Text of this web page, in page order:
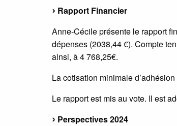
Rapport Financier
Anne-Cécile présente le rapport
dépenses (2038,44 €). Compte
ainsi, à 4 768,25€.
La cotisation minimale
Le rapport est mis au vote. Il est
Perspectives 2024